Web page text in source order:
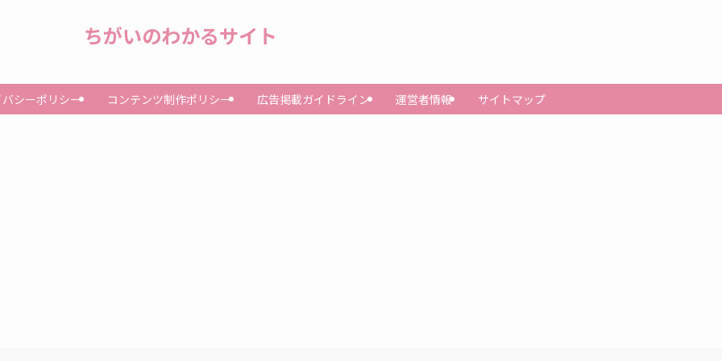
ちがいのわかるサイト
シーポリシー コンテンツ制作ポリシー 広告掲載ガイドライン 運営者情報 サイトマップ